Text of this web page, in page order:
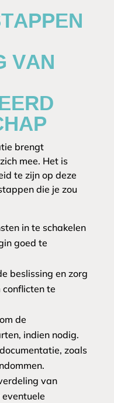
VAN
brengt
mee. Het is
te zijn op deze
die je zou
in te schakelen
goed te
beslissing en zorg
conflicten te
de
indien nodig.
zoals
van